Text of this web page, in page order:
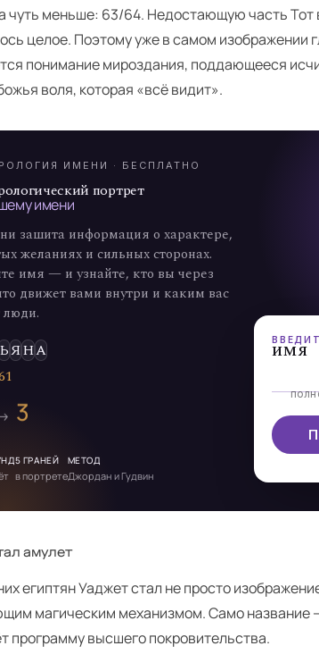
чуть меньше: 63/64. Недостающую часть Тот
целое. Поэтому уже в самом изображении
понимание мироздания, поддающееся
воля, которая «всё видит».
ИМЕНИ · БЕСПЛАТНО
портрет
имени
зашита информация о характере,
желаниях и сильных сторонах.
имя — и узнайте, кто вы через
движет вами внутри и каким вас
люди.
ЬЯНА
1
3
5 ГРАНЕЙ
в портрете
МЕТОД
Джордан и Гудвин
имя
амулет
египтян Уаджет стал не просто
магическим механизмом. Само
программу высшего покровительства.